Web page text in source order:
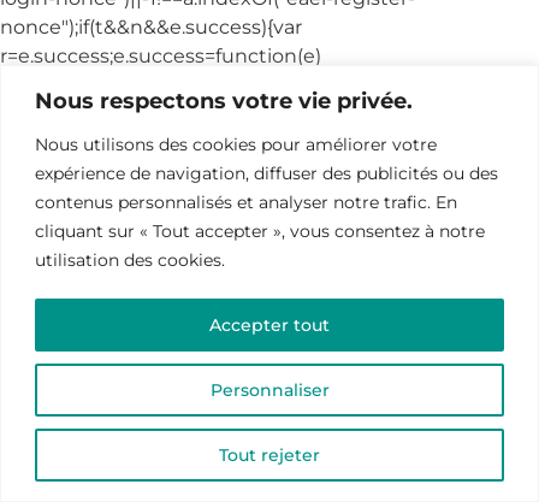
Nous respectons votre vie privée.
Nous utilisons des cookies pour améliorer votre
expérience de navigation, diffuser des publicités ou des
contenus personnalisés et analyser notre trafic. En
cliquant sur « Tout accepter », vous consentez à notre
utilisation des cookies.
Personnaliser
Tout rejeter
Accepter tout